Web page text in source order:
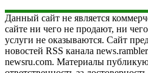
Данный сайт не является
сайте ни чего не продают, ни
услуги не оказываются. Сайт
новостей RSS канала
newsru.com. Материалы